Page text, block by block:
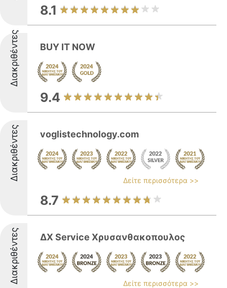
8.1
Διακριθέντες BUY IT NOW
9.4
Διακριθέντες voglistechnology.com
Δείτε περισσότερα >>
8.7
Διακριθέντες ΔΧ Service Χρυσανθακοπουλος
Δείτε περισσότερα >>